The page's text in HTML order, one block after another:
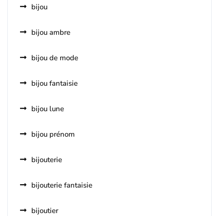
bijou
bijou ambre
bijou de mode
bijou fantaisie
bijou lune
bijou prénom
bijouterie
bijouterie fantaisie
bijoutier